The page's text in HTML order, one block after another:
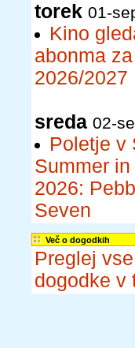
torek 01-
Kino
abonma
2026/2027
sreda 02-
Poletje v
Summer
2026:
Seven
Več o dogodkih
Preglej vse
dogodke v